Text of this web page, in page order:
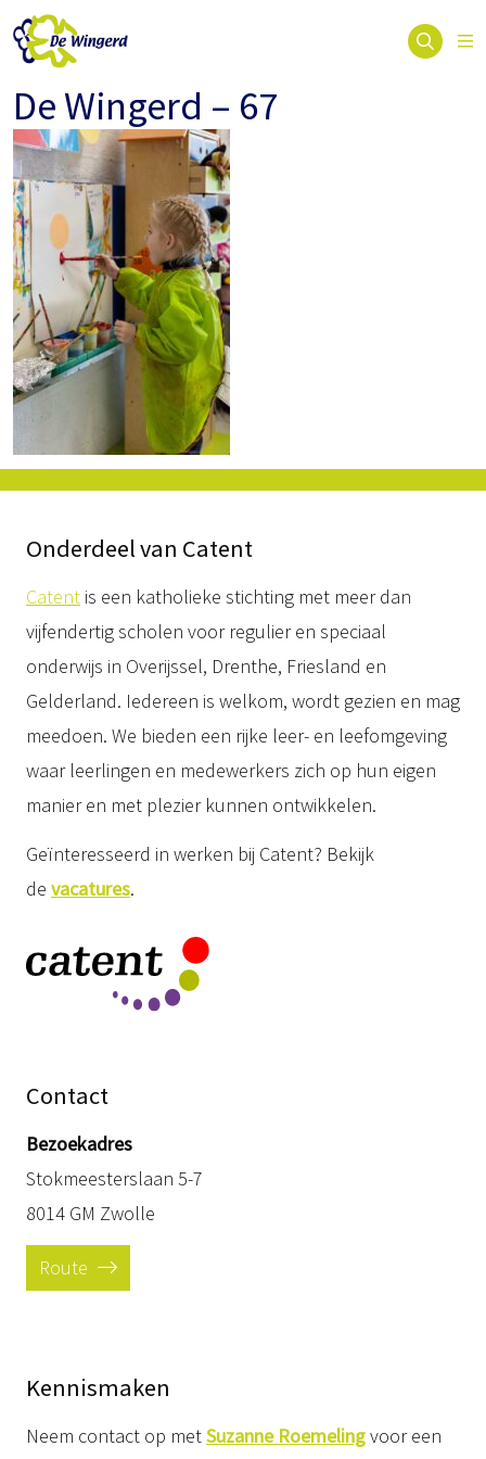
De Wingerd – 67
Onderdeel van Catent
Catent is een katholieke stichting met meer dan
vijfendertig scholen voor regulier en speciaal
onderwijs in Overijssel, Drenthe, Friesland en
Gelderland. Iedereen is welkom, wordt gezien en mag
meedoen. We bieden een rijke leer- en leefomgeving
waar leerlingen en medewerkers zich op hun eigen
manier en met plezier kunnen ontwikkelen.
Geïnteresseerd in werken bij Catent? Bekijk
de vacatures.
Contact
Bezoekadres
Stokmeesterslaan 5-7
8014 GM Zwolle
Route
Kennismaken
Neem contact op metSuzanne Roemelingvoor een